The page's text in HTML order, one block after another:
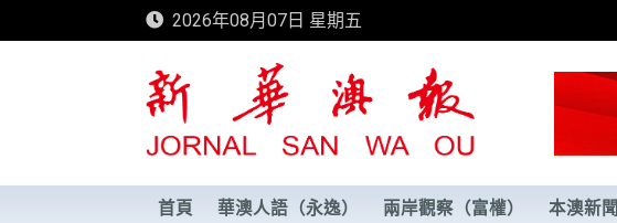
to
2026年08月07日 星期五
新華澳報
首頁 華澳人語（永逸） 兩岸觀察（富權） 本澳新聞